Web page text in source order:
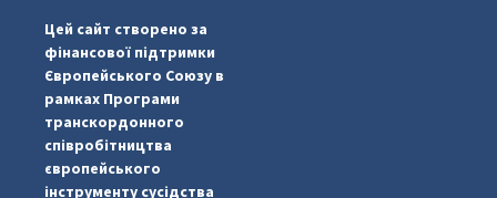
Цей сайт створено за
фінансової підтримки
Європейського Союзу в
рамках Програми
транскордонного
співробітництва
європейського
інструменту сусідства